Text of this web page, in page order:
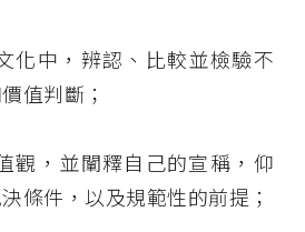
化中，辨認、比較並檢驗不
值判斷；
觀，並闡釋自己的宣稱，仰
條件，以及規範性的前提；